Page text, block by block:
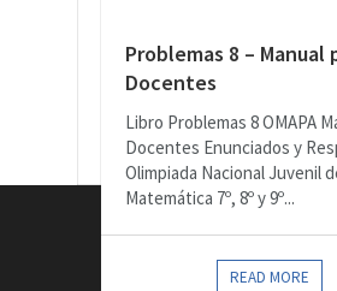
Problemas 8 – Manual
Docentes
Libro Problemas 8 OMAPA
Docentes Enunciados y
Olimpiada Nacional Juvenil
Matemática 7º, 8º y 9º...
READ MORE